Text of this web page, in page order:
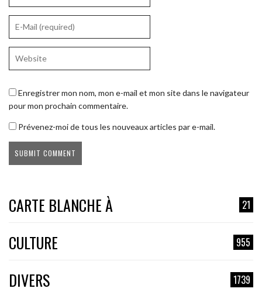
Enregistrer mon nom, mon e-mail et mon site dans le navigateur
pour mon prochain commentaire.
Prévenez-moi de tous les nouveaux articles par e-mail.
CARTE BLANCHE À 21
CULTURE 955
DIVERS 1739